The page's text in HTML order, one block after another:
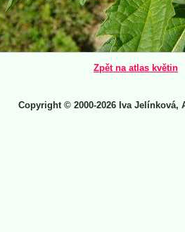
Zpět na atlas květin
Copyright © 2000-2026 Iva Jelínková,